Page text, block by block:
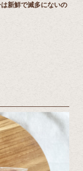
新鮮で滅多にないの